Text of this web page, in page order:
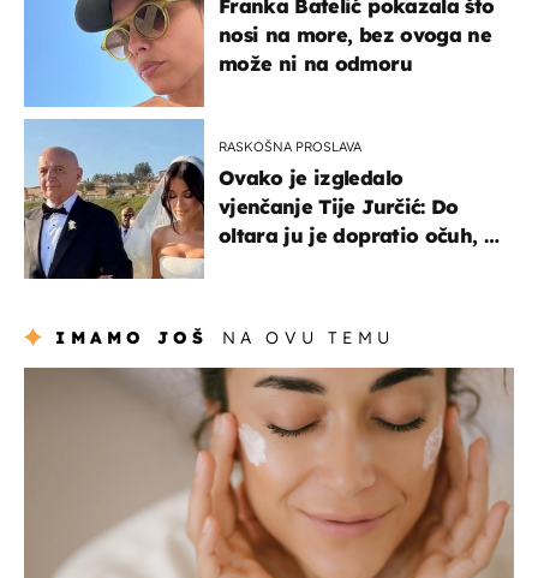
Franka Batelić pokazala što
nosi na more, bez ovoga ne
može ni na odmoru
RASKOŠNA PROSLAVA
Ovako je izgledalo
vjenčanje Tije Jurčić: Do
oltara ju je dopratio očuh, a
IMAMO JOŠ NA OVU TEMU
moda & ljepota